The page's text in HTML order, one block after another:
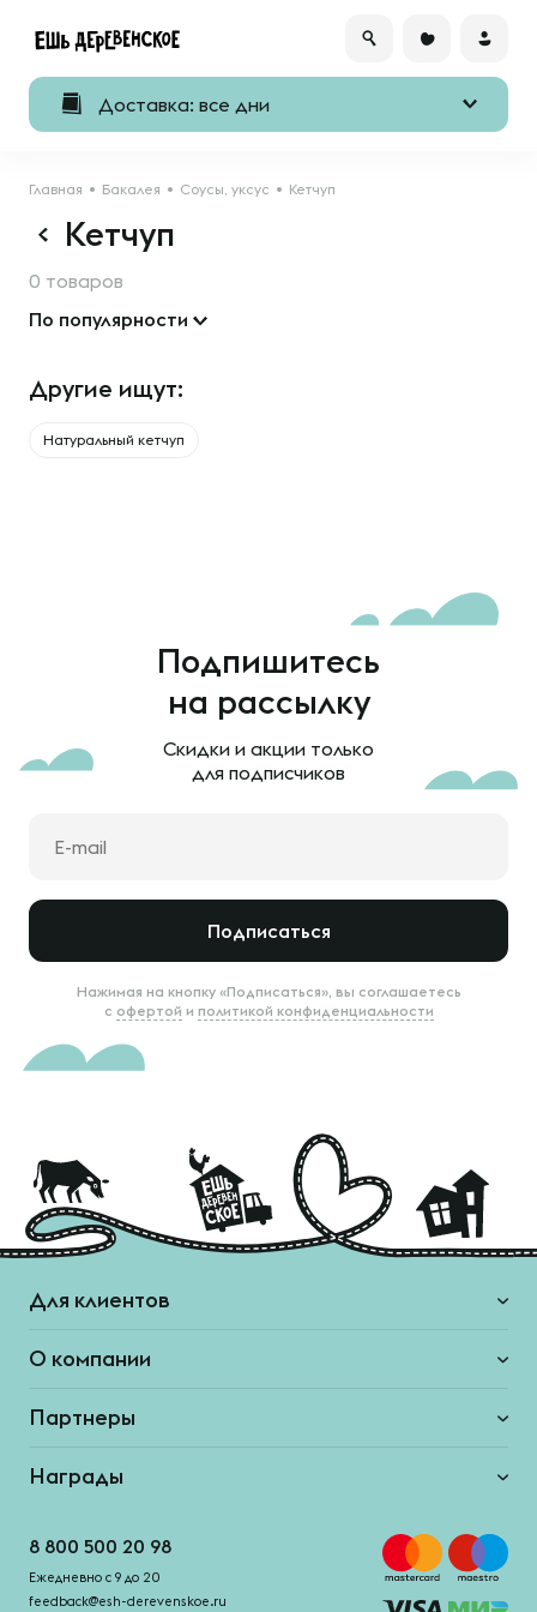
Доставка: все дни
Главная Бакалея Соусы, уксус Кетчуп
Кетчуп
0 товаров
По популярности
Другие ищут:
Натуральный кетчуп
Подпишитесь
на рассылку
Скидки и акции только
для подписчиков
Подписаться
Нажимая на кнопку «Подписаться», вы соглашаетесь
с офертой и политикой конфиденциальности
Для клиентов
О компании
Партнеры
Награды
8 800 500 20 98
Ежедневно с 9 до 20
feedback@esh-derevenskoe.ru